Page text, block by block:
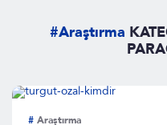
#Araştırma
# Araştırma